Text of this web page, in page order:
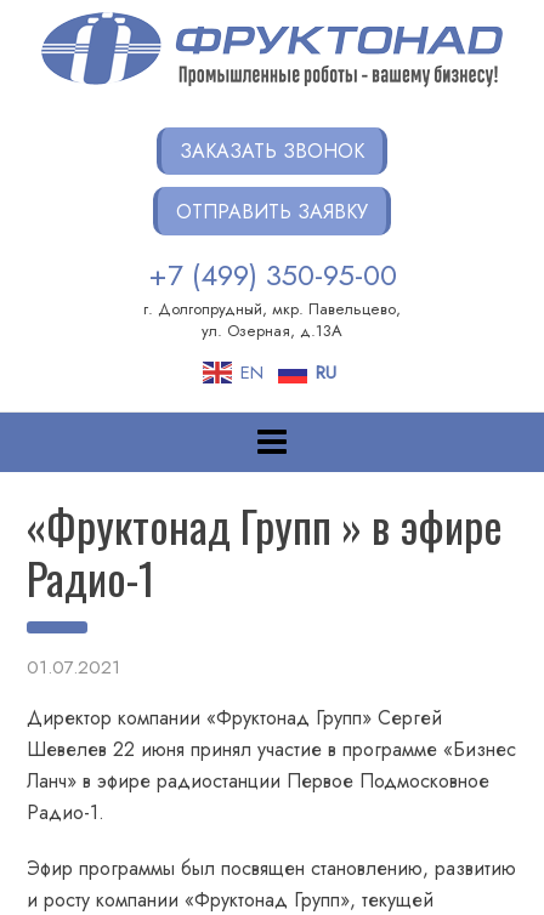
Перейти
содержанию
ФРУКТОНАД ГРУПП
ЗАКАЗАТЬ ЗВОНОК
ОТПРАВИТЬ ЗАЯВКУ
+7 (499) 350-95-00
г. Долгопрудный, мкр. Павельцево,
ул. Озерная, д.13А
EN RU
«Фруктонад Групп » в эфире
Радио-1
01.07.2021
Директор компании «Фруктонад Групп» Сергей
Шевелев 22 июня принял участие в программе «Бизнес
Ланч» в эфире радиостанции Первое Подмосковное
Радио-1.
Эфир программы был посвящен становлению, развитию
и росту компании «Фруктонад Групп», текущей